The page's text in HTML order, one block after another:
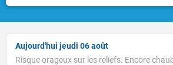
Aujourd'hui jeudi 06 août
Risque orageux sur les reliefs. Encore